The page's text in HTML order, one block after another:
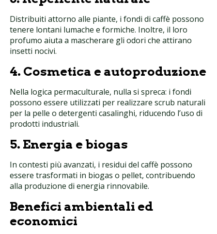
Distribuiti attorno alle piante, i fondi di caffè possono
tenere lontani lumache e formiche. Inoltre, il loro
profumo aiuta a mascherare gli odori che attirano
insetti nocivi.
4. Cosmetica e autoproduzione
Nella logica permaculturale, nulla si spreca: i fondi
possono essere utilizzati per realizzare scrub naturali
per la pelle o detergenti casalinghi, riducendo l’uso di
prodotti industriali.
5. Energia e biogas
In contesti più avanzati, i residui del caffè possono
essere trasformati in biogas o pellet, contribuendo
alla produzione di energia rinnovabile.
Benefici ambientali ed
economici